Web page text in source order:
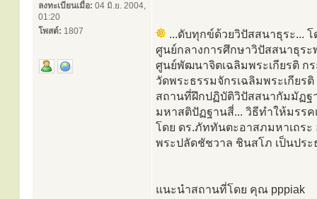
ลงทะเบียนเมื่อ: 04 มิ.ย. 2004,
01:20
โพสต์: 1807
...ดับทุกข์ด้วยวิปัสสนาธุระ...
ศูนย์กลางการศึกษาวิปัสสนาธุระ
ศูนย์พัฒนาจิตเฉลิมพระเกียรติ ก
วัดพระธรรมจักรเฉลิมพระเกีย
สถานที่ฝึกปฏิบัติวิปัสสนากัมมัฏฐ
มหาสติปัฏฐานสี่... วิธีทำให้มรรค
โดย ดร.ภัททันตะอาสภมหาเถร
พระปลัดชัชวาล ชินสโภ เป็นปร
แนะนำสถานที่โดย คุณ pppiak